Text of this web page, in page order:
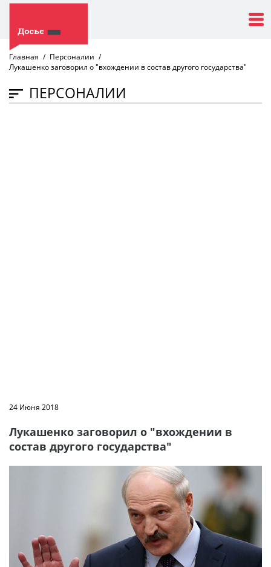
Главная
Персоналии
Лукашенко заговорил о "вхождении в состав другого государства"
ПЕРСОНАЛИИ
24 Июня 2018
Лукашенко заговорил о "вхождении в
состав другого государства"